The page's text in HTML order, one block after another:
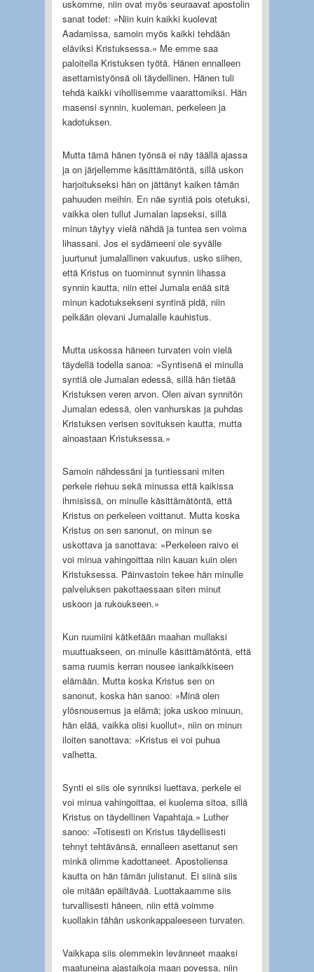
uskomme, niin ovat myös seuraavat apostolin
sanat todet: »Niin kuin kaikki kuolevat
Aadamissa, samoin myös kaikki tehdään
eläviksi Kristuksessa.» Me emme saa
paloitella Kristuksen työtä. Hänen ennalleen
asettamistyönsä oli täydellinen. Hänen tuli
tehdä kaikki vihollisemme vaarattomiksi. Hän
masensi synnin, kuoleman, perkeleen ja
kadotuksen.
Mutta tämä hänen työnsä ei näy täällä ajassa
ja on järjellemme käsittämätöntä, sillä uskon
harjoitukseksi hän on jättänyt kaiken tämän
pahuuden meihin. En näe syntiä pois otetuksi,
vaikka olen tullut Jumalan lapseksi, sillä
minun täytyy vielä nähdä ja tuntea sen voima
lihassani. Jos ei sydämeeni ole syvälle
juurtunut jumalallinen vakuutus, usko siihen,
että Kristus on tuominnut synnin lihassa
synnin kautta, niin ettei Jumala enää sitä
minun kadotuksekseni syntinä pidä, niin
pelkään olevani Jumalalle kauhistus.
Mutta uskossa häneen turvaten voin vielä
täydellä todella sanoa: »Syntisenä ei minulla
syntiä ole Jumalan edessä, sillä hän tietää
Kristuksen veren arvon. Olen aivan synnitön
Jumalan edessä, olen vanhurskas ja puhdas
Kristuksen verisen sovituksen kautta, mutta
ainoastaan Kristuksessa.»
Samoin nähdessäni ja tuntiessani miten
perkele riehuu sekä minussa että kaikissa
ihmisissä, on minulle käsittämätöntä, että
Kristus on perkeleen voittanut. Mutta koska
Kristus on sen sanonut, on minun se
uskottava ja sanottava: »Perkeleen raivo ei
voi minua vahingoittaa niin kauan kuin olen
Kristuksessa. Päinvastoin tekee hän minulle
palveluksen pakottaessaan siten minut
uskoon ja rukoukseen.»
Kun ruumiini kätketään maahan mullaksi
muuttuakseen, on minulle käsittämätöntä, että
sama ruumis kerran nousee iankaikkiseen
elämään. Mutta koska Kristus sen on
sanonut, koska hän sanoo: »Minä olen
ylösnousemus ja elämä; joka uskoo minuun,
hän elää, vaikka olisi kuollut», niin on minun
iloiten sanottava: »Kristus ei voi puhua
valhetta.
Synti ei siis ole synniksi luettava, perkele ei
voi minua vahingoittaa, ei kuolema sitoa, sillä
Kristus on täydellinen Vapahtaja.» Luther
sanoo: »Totisesti on Kristus täydellisesti
tehnyt tehtävänsä, ennalleen asettanut sen
minkä olimme kadottaneet. Apostoliensa
kautta on hän tämän julistanut. Ei siinä siis
ole mitään epäiltävää. Luottakaamme siis
turvallisesti häneen, niin että voimme
kuollakin tähän uskonkappaleeseen turvaten.
Vaikkapa siis olemmekin levänneet maaksi
maatuneina ajastaikoja maan povessa, niin